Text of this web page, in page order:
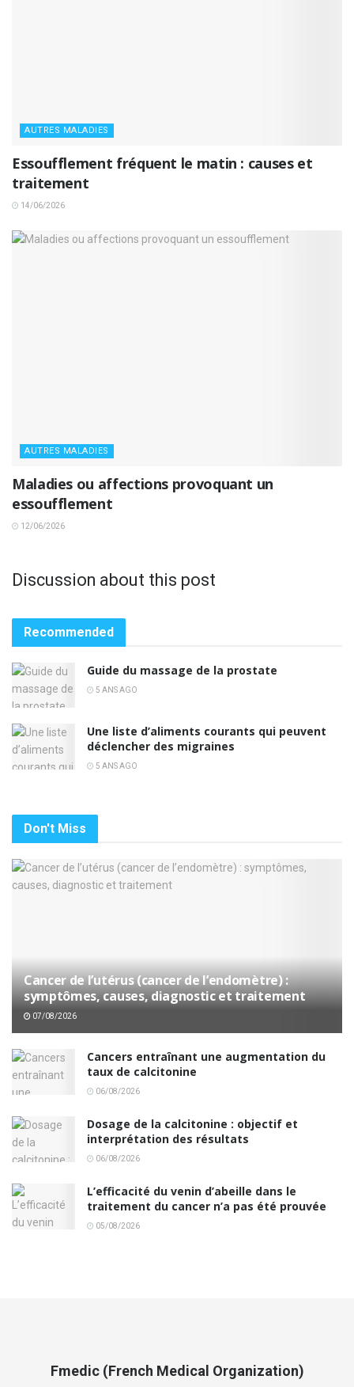
AUTRES MALADIES
Essoufflement fréquent le matin : causes et
traitement
14/06/2026
AUTRES MALADIES
Maladies ou affections provoquant un
essoufflement
12/06/2026
Discussion about this post
Recommended
Guide du massage de la prostate
5 ANS AGO
Une liste d’aliments courants qui peuvent
déclencher des migraines
5 ANS AGO
Don't Miss
Cancer de l’utérus (cancer de l’endomètre) :
symptômes, causes, diagnostic et traitement
07/08/2026
Cancers entraînant une augmentation du
taux de calcitonine
06/08/2026
Dosage de la calcitonine : objectif et
interprétation des résultats
06/08/2026
L’efficacité du venin d’abeille dans le
traitement du cancer n’a pas été prouvée
05/08/2026
Fmedic (French Medical Organization)